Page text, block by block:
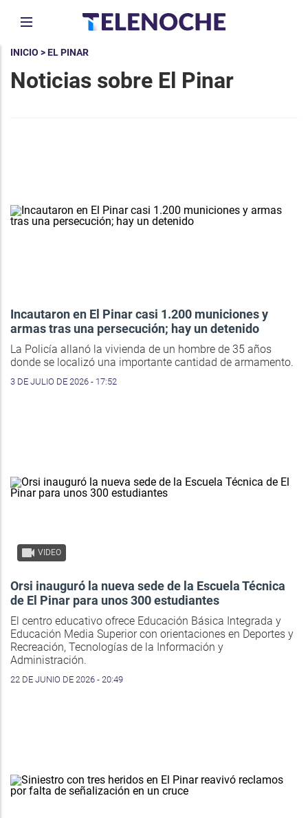
INICIO > EL PINAR
Noticias sobre El Pinar
Incautaron en El Pinar casi 1.200 municiones y
armas tras una persecución; hay un detenido
La Policía allanó la vivienda de un hombre de 35 años
donde se localizó una importante cantidad de armamento.
3 DE JULIO DE 2026 - 17:52
VIDEO
Orsi inauguró la nueva sede de la Escuela Técnica
de El Pinar para unos 300 estudiantes
El centro educativo ofrece Educación Básica Integrada y
Educación Media Superior con orientaciones en Deportes y
Recreación, Tecnologías de la Información y
Administración.
22 DE JUNIO DE 2026 - 20:49